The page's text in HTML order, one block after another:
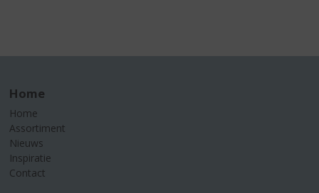
Home
Home
Assortiment
Nieuws
Inspiratie
Contact